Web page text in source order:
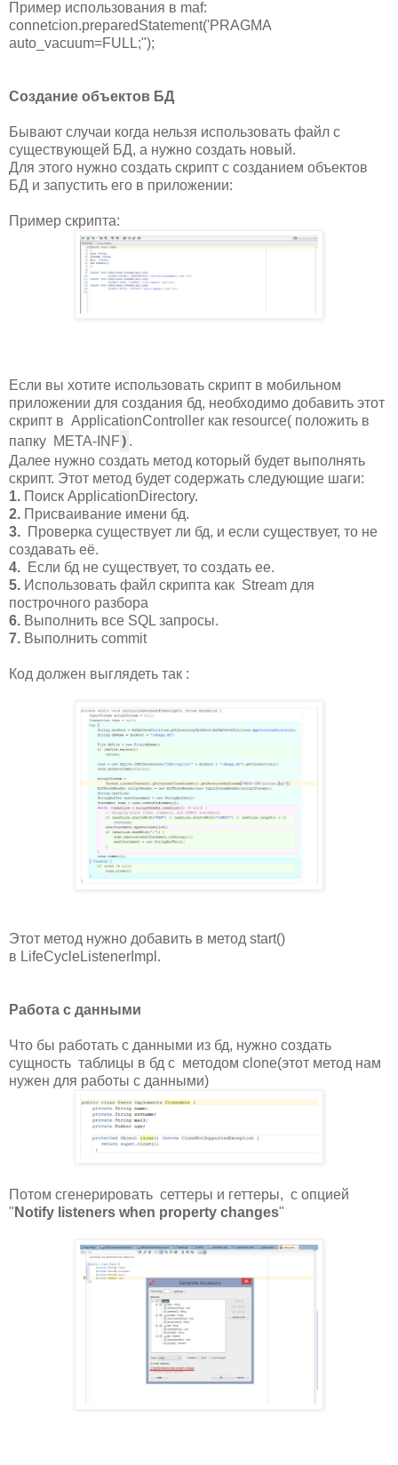
Пример использования в maf:
connetcion.preparedStatement('PRAGMA
auto_vacuum=FULL;");
Создание объектов БД
Бывают случаи когда нельзя использовать файл с
существующей БД, а нужно создать новый.
Для этого нужно создать скрипт с созданием объектов
БД и запустить его в приложении:
Пример скрипта:
Если вы хотите использовать скрипт в мобильном
приложении для создания бд, необходимо добавить этот
скрипт в ApplicationController как resource( положить в
папку META-INF) .
Далее нужно создать метод который будет выполнять
скрипт. Этот метод будет содержать следующие шаги:
1. Поиск ApplicationDirectory.
2. Присваивание имени бд.
3. Проверка существует ли бд, и если существует, то не
создавать её.
4. Если бд не существует, то создать ее.
5. Использовать файл скрипта как Stream для
построчного разбора
6. Выполнить все SQL запросы.
7. Выполнить commit
Код должен выглядеть так :
Этот метод нужно добавить в метод start()
в LifeCycleListenerImpl.
Работа с данными
Что бы работать с данными из бд, нужно создать
сущность таблицы в бд c методом clone(этот метод нам
нужен для работы с данными)
Потом сгенерировать сеттеры и геттеры, с опцией
" Notify listeners when property changes"